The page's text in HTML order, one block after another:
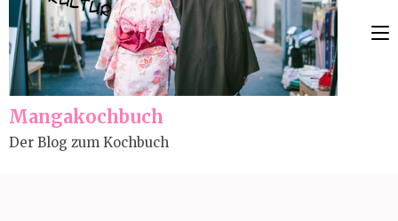
Enter)
Mangakochbuch
Der Blog zum Kochbuch